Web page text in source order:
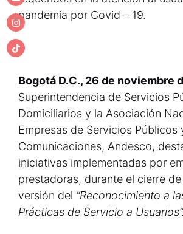
pandemia por Covid – 19.
Bogotá D.C., 26 de noviembre
Superintendencia de Servicios
Domiciliarios y la Asociación
Empresas de Servicios Públicos
Comunicaciones, Andesco,
iniciativas implementadas por
prestadoras, durante el cierre
versión del “Reconocimiento a
Prácticas de Servicio a Usuarios”.